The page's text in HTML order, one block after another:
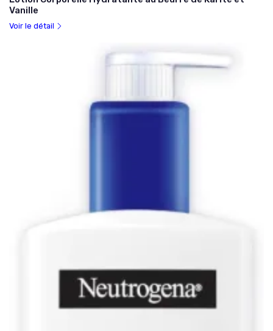
Vanille
Voir le détail